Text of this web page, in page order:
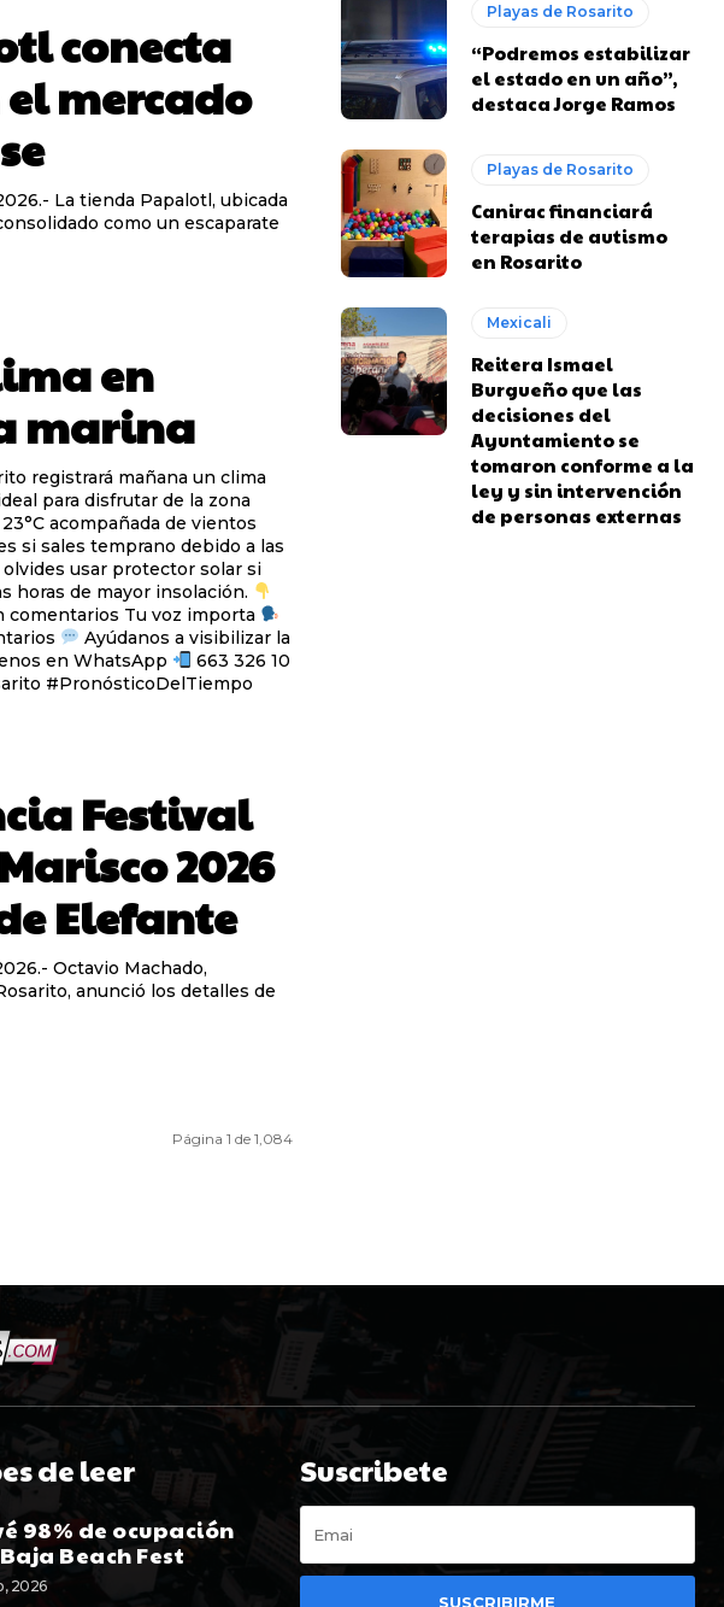
conecta
mercado
La tienda Papalotl, ubicada
como un escaparate
en
marina
registrará mañana un clima
para disfrutar de la zona
acompañada de vientos
usar protector solar si
horas de mayor insolación.
Consulta el pronóstico completo en comentarios Tu voz importa
Ayúdanos a visibilizar la
en WhatsApp
663 326 10
#PronósticoDelTiempo
Festival
2026
Elefante
Octavio Machado,
anunció los detalles de
Página 1 de 1,084
Playas de Rosarito
“Podremos estabilizar
el estado en un año”,
destaca Jorge Ramos
Playas de Rosarito
Canirac financiará
terapias de autismo
en Rosarito
Mexicali
Reitera Ismael
Burgueño que las
decisiones del
Ayuntamiento se
tomaron conforme a la
ley y sin intervención
de personas externas
de leer
98% de ocupación
Beach Fest
2026
Suscribete
SUSCRIBIRME